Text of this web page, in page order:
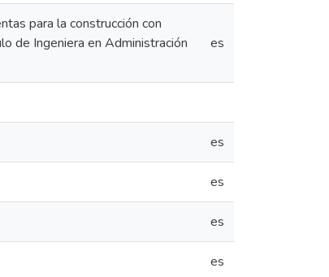
para la construcción con
de Ingeniera en Administración
es
es
es
es
es